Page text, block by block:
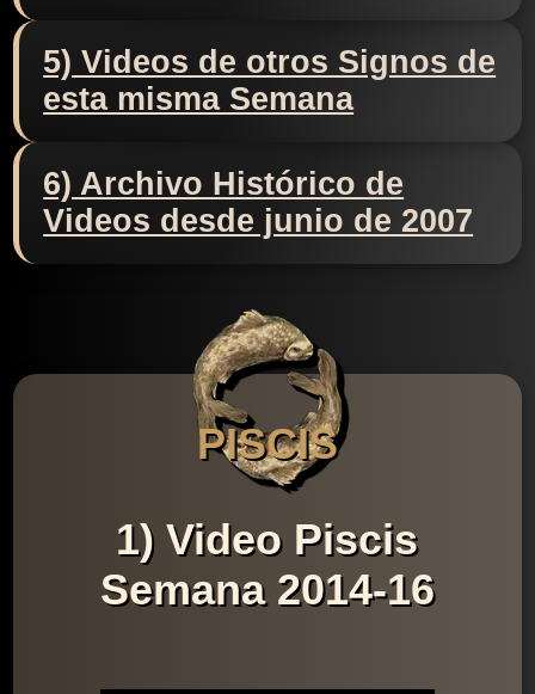
5) Videos de otros Signos de
esta misma Semana
6) Archivo Histórico de
Videos desde junio de 2007
PISCIS
1) Video Piscis
Semana 2014-16